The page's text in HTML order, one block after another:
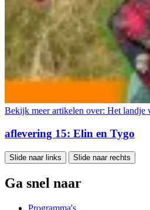
Bekijk meer artikelen over: Het landje
aflevering 15: Elin en Tygo
Slide naar links Slide naar rechts
Ga snel naar
Programma's